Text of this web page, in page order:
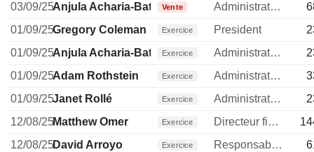
03/09/25Anjula Acharia-Bath Vente Administrateur
01/09/25Gregory Coleman Exercice President
01/09/25Anjula Acharia-Bath Exercice Administrateur
01/09/25Adam Rothstein Exercice Administrateur
01/09/25Janet Rollé Exercice Administrateur
12/08/25Matthew Omer Exercice Directeur financier
12/08/25David Arroyo Exercice Responsable conformite